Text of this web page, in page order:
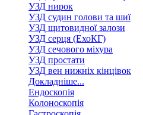
УЗД нирок
УЗД судин голови та шиї
УЗД щитовидної залози
УЗД серця (ЕхоКГ)
УЗД сечового міхура
УЗД простати
УЗД вен нижніх кінцівок
Докладніше...
Ендоскопія
Колоноскопія